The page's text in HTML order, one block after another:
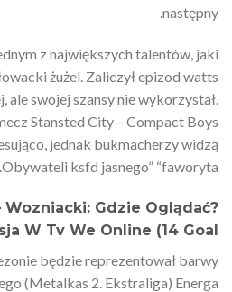
następny.
z największych talentów, jaki
żużel. Zaliczył epizod watts
ale swojej szansy nie wykorzystał.
Stansted City – Compact Boys
jednak bukmacherzy widzą
Obywateli ksfd jasnego” “faworyta.
Wozniacki: Gdzie Oglądać?
W Tv We Online (14 Goal
będzie reprezentował barwy
(Metalkas 2. Ekstraliga) Energa